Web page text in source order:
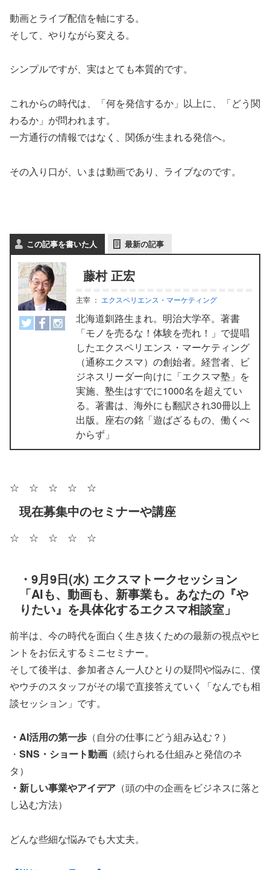
動画とライブ配信を軸にする。
そして、やりながら変える。
シンプルですが、実はとても本質的です。
これからの時代は、「何を発信するか」以上に、「どう関
わるか」が問われます。
一方通行の情報ではなく、関係が生まれる発信へ。
その入り口が、いまは動画であり、ライブなのです。
この記事を書いた人 最新の記事
藤村 正宏
主宰 ： エクスペリエンス・マーケティング
北海道釧路生まれ。明治大学卒。著書
「モノを売るな！体験を売れ！」で提唱
したエクスペリエンス・マーケティング
（通称エクスマ）の創始者。経営者、ビ
ジネスリーダー向けに「エクスマ塾」を
実施、塾生はすでに1000名を超えてい
る。著書は、海外にも翻訳され30冊以上
出版。座右の銘「遊ばざるもの、働くべ
からず」
☆ ☆ ☆ ☆ ☆
現在募集中のセミナーや講座
☆ ☆ ☆ ☆ ☆
・9月9日(水) エクスマトークセッション
「AIも、動画も、新事業も。あなたの『や
りたい』を具体化するエクスマ相談室」
前半は、今の時代を面白く生き抜くための最新の視点やヒ
ントをお伝えするミニセミナー。
そして後半は、参加者さん一人ひとりの疑問や悩みに、僕
やウチのスタッフがその場で直接答えていく「なんでも相
談セッション」です。
・AI活用の第一歩 （自分の仕事にどう組み込む？）
・ SNS・ショート動画 （続けられる仕組みと発信のネ
タ）
・新しい事業やアイデア （頭の中の企画をビジネスに落と
し込む方法）
どんな些細な悩みでも大丈夫。